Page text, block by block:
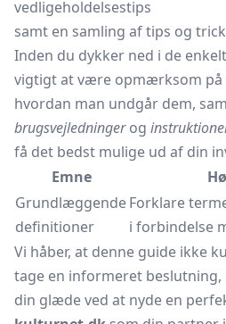
vedligeholdelsestips
samt en samling af tips og
Inden du dykker ned i de
vigtigt at være opmærksom på
hvordan man undgår dem,
brugsvejledningerog
få det bedst mulige ud af din
Emne
Grundlæggende
definitioner
Forklare
i forbindelse
Vi håber, at denne guide ikke
tage en informeret
din glæde ved at nyde en